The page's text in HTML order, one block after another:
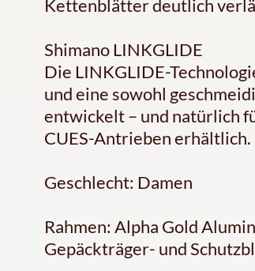
Kettenblätter deutlich
Shimano LINKGLIDE
Die LINKGLIDE-
und eine sowohl
entwickelt – und natürlich
CUES-Antrieben erhältlich.
Geschlecht: Damen
Rahmen: Alpha Gold
Gepäckträger- und